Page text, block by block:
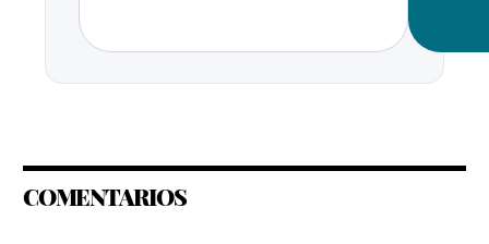
COMENTARIOS